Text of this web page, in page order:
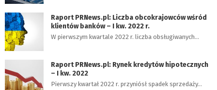
Raport PRNews.pl: Liczba obcokrajowców wśród
klientów banków – I kw. 2022 r.
W pierwszym kwartale 2022 r. liczba obsługiwanych…
Raport PRNews.pl: Rynek kredytów hipotecznych
– I kw. 2022
Pierwszy kwartał 2022 r. przyniósł spadek sprzedaży…